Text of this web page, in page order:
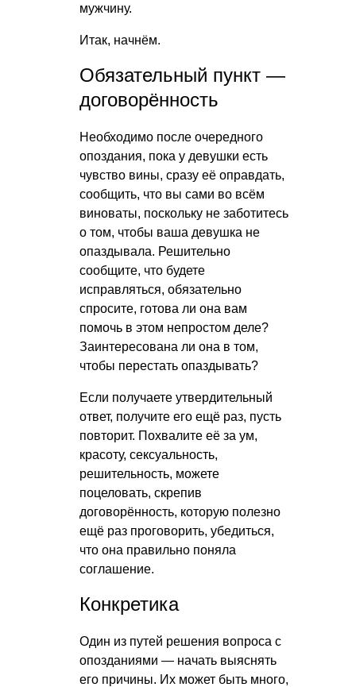
мужчину.
Итак, начнём.
Обязательный пункт —
договорённость
Необходимо после очередного
опоздания, пока у девушки есть
чувство вины, сразу её оправдать,
сообщить, что вы сами во всём
виноваты, поскольку не заботитесь
о том, чтобы ваша девушка не
опаздывала. Решительно
сообщите, что будете
исправляться, обязательно
спросите, готова ли она вам
помочь в этом непростом деле?
Заинтересована ли она в том,
чтобы перестать опаздывать?
Если получаете утвердительный
ответ, получите его ещё раз, пусть
повторит. Похвалите её за ум,
красоту, сексуальность,
решительность, можете
поцеловать, скрепив
договорённость, которую полезно
ещё раз проговорить, убедиться,
что она правильно поняла
соглашение.
Конкретика
Один из путей решения вопроса с
опозданиями — начать выяснять
его причины. Их может быть много,